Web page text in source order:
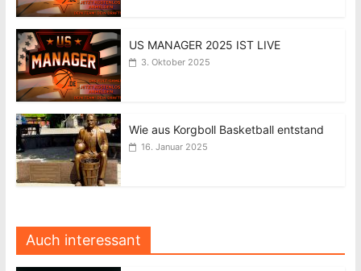
US MANAGER 2025 IST LIVE
3. Oktober 2025
Wie aus Korgboll Basketball entstand
16. Januar 2025
Auch interessant